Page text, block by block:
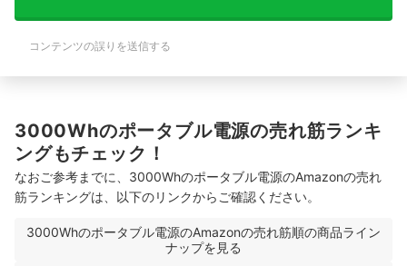
コンテンツの誤りを送信する
3000Whのポータブル電源の売れ筋ランキ
ングもチェック！
なおご参考までに、3000Whのポータブル電源のAmazonの売れ
筋ランキングは、以下のリンクからご確認ください。
3000Whのポータブル電源のAmazonの売れ筋順の商品ライン
ナップを見る